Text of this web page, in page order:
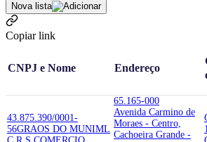
Nova lista
Copiar link
CNPJ e Nome Endereço
43.875.390/0001-
56GRAOS DO MUNIML
65.165-000
Avenida Carmino de
Moraes - Centro,
Cachoeira Grande -